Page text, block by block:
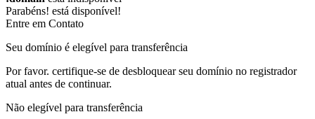
Parabéns! está disponível!
Entre em Contato
Seu domínio é elegível para transferência
Por favor. certifique-se de desbloquear seu domínio no registrador
atual antes de continuar.
Não elegível para transferência